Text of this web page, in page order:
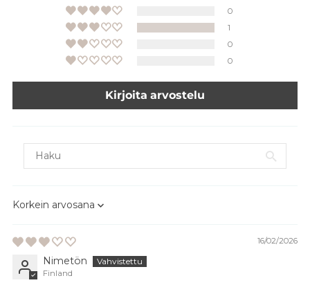
0
1
0
0
Kirjoita arvostelu
Sort by
16/02/2026
Nimetön
Finland